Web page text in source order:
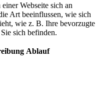
Webseite sich an
Art beeinflussen, wie sich
wie z. B. Ihre bevorzugte
sich befinden.
Ablauf